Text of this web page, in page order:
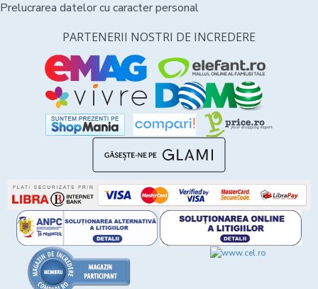
Prelucrarea datelor cu caracter personal
PARTENERII NOSTRI DE INCREDERE